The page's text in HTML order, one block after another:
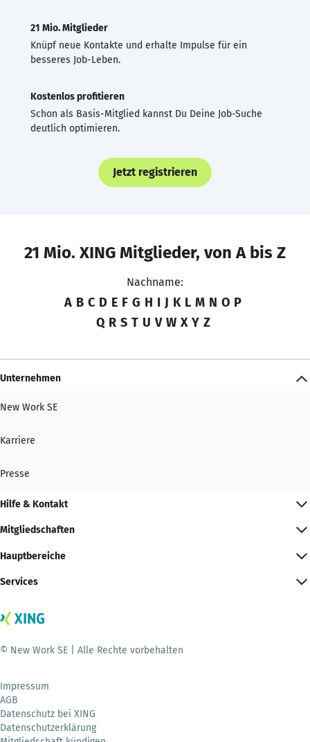
21 Mio. Mitglieder
Knüpf neue Kontakte und erhalte Impulse für ein
besseres Job-Leben.
Kostenlos profitieren
Schon als Basis-Mitglied kannst Du Deine Job-Suche
deutlich optimieren.
Jetzt registrieren
21 Mio. XING Mitglieder, von A bis Z
Nachname:
A B C D E F G H I J K L M N O P
Q R S T U V W X Y Z
Unternehmen
New Work SE
Karriere
Presse
Hilfe & Kontakt
Mitgliedschaften
Hauptbereiche
Services
© New Work SE | Alle Rechte vorbehalten
Impressum
AGB
Datenschutz bei XING
Datenschutzerklärung